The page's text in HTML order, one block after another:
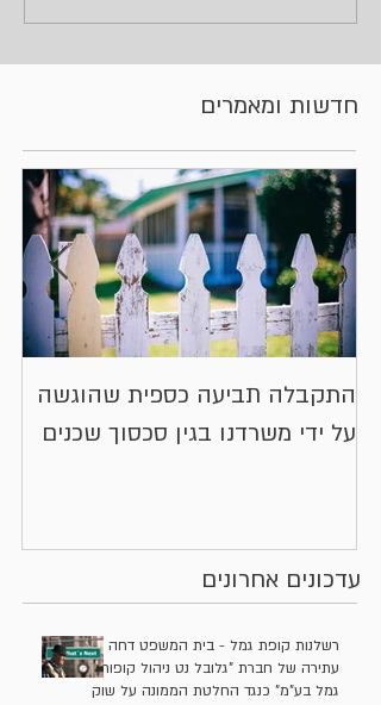
חדשות ומאמרים
התקבלה תביעה כספית שהוגשה
על ידי משרדנו בגין סכסוך שכנים
עדכונים אחרונים
רשלנות קופת גמל - בית המשפט דחה
עתירה של חברת "גלובל נט ניהול קופות
גמל בע"מ" כנגד החלטת הממונה על שוק